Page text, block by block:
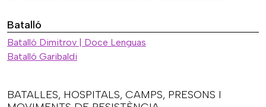
Batalló
Batalló Dimitrov | Doce Lenguas
Batalló Garibaldi
BATALLES, HOSPITALS, CAMPS, PRESONS I